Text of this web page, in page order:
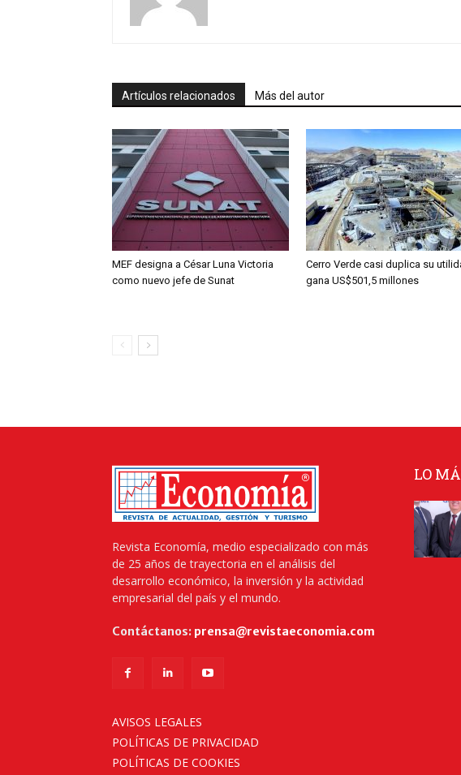
Artículos relacionados Más del autor
MEF designa a César Luna Victoria
como nuevo jefe de Sunat
Cerro Verde casi duplica su
gana US$501,5 millones
Revista Economía, medio especializado con más
de 25 años de trayectoria en el análisis del
desarrollo económico, la inversión y la actividad
empresarial del país y el mundo.
Contáctanos: prensa@revistaeconomia.com
AVISOS LEGALES
POLÍTICAS DE PRIVACIDAD
POLÍTICAS DE COOKIES
LO